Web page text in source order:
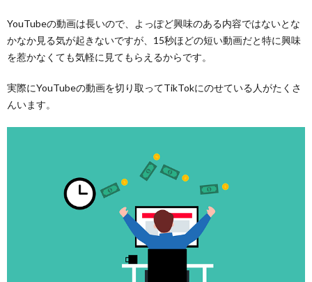
YouTubeの動画は長いので、よっぽど興味のある内容ではないとな
かなか見る気が起きないですが、15秒ほどの短い動画だと特に興味
を惹かなくても気軽に見てもらえるからです。
実際にYouTubeの動画を切り取ってTikTokにのせている人がたくさ
んいます。